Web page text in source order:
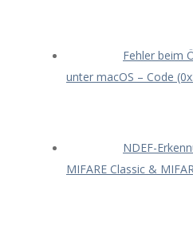
Fehler beim
unter macOS – Code
NDEF-
MIFARE Classic &